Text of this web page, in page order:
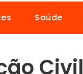
Saúde
Civil